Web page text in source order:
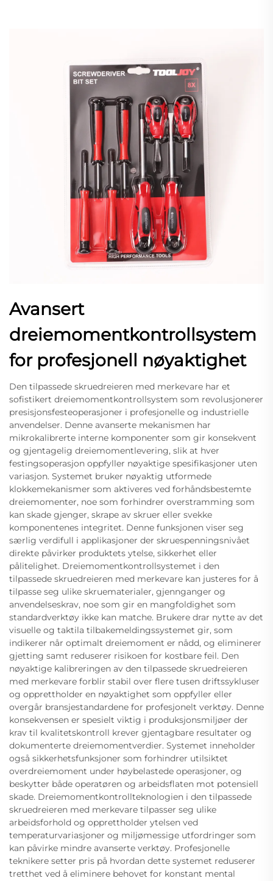
Avansert
dreiemomentkontrollsystem
for profesjonell nøyaktighet
Den tilpassede skruedreieren med merkevare har et
sofistikert dreiemomentkontrollsystem som revolusjonerer
presisjonsfesteoperasjoner i profesjonelle og industrielle
anvendelser. Denne avanserte mekanismen har
mikrokalibrerte interne komponenter som gir konsekvent
og gjentagelig dreiemomentlevering, slik at hver
festingsoperasjon oppfyller nøyaktige spesifikasjoner uten
variasjon. Systemet bruker nøyaktig utformede
klokkemekanismer som aktiveres ved forhåndsbestemte
dreiemomenter, noe som forhindrer overstramming som
kan skade gjenger, skrape av skruer eller svekke
komponentenes integritet. Denne funksjonen viser seg
særlig verdifull i applikasjoner der skruespenningsnivået
direkte påvirker produktets ytelse, sikkerhet eller
pålitelighet. Dreiemomentkontrollsystemet i den
tilpassede skruedreieren med merkevare kan justeres for å
tilpasse seg ulike skruematerialer, gjennganger og
anvendelseskrav, noe som gir en mangfoldighet som
standardverktøy ikke kan matche. Brukere drar nytte av det
visuelle og taktila tilbakemeldingssystemet gir, som
indikerer når optimalt dreiemoment er nådd, og eliminerer
gjetting samt reduserer risikoen for kostbare feil. Den
nøyaktige kalibreringen av den tilpassede skruedreieren
med merkevare forblir stabil over flere tusen driftssykluser
og opprettholder en nøyaktighet som oppfyller eller
overgår bransjestandardene for profesjonelt verktøy. Denne
konsekvensen er spesielt viktig i produksjonsmiljøer der
krav til kvalitetskontroll krever gjentagbare resultater og
dokumenterte dreiemomentverdier. Systemet inneholder
også sikkerhetsfunksjoner som forhindrer utilsiktet
overdreiemoment under høybelastede operasjoner, og
beskytter både operatøren og arbeidsflaten mot potensiell
skade. Dreiemomentkontrollteknologien i den tilpassede
skruedreieren med merkevare tilpasser seg ulike
arbeidsforhold og opprettholder ytelsen ved
temperaturvariasjoner og miljømessige utfordringer som
kan påvirke mindre avanserte verktøy. Profesjonelle
teknikere setter pris på hvordan dette systemet reduserer
tretthet ved å eliminere behovet for konstant mental